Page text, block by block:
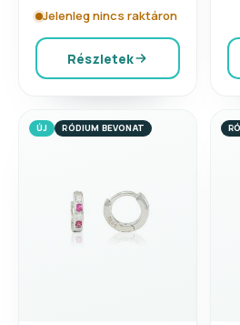
Jelenleg nincs raktáron
Részletek
ÚJ RÓDIUM BEVONAT